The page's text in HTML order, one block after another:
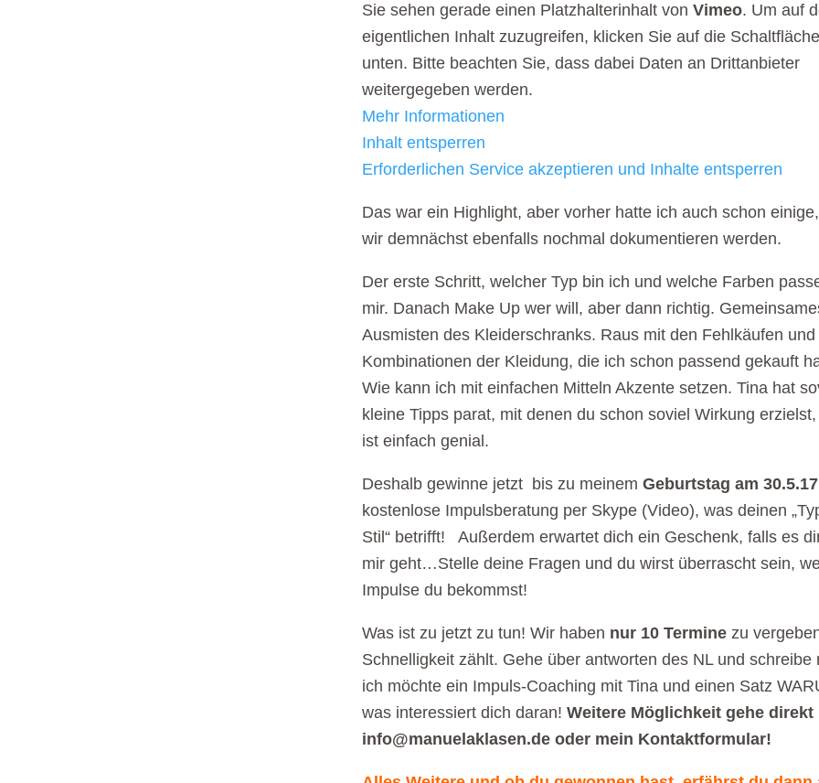
Sie sehen gerade einen Platzhalterinhalt von Vimeo. Um auf
eigentlichen Inhalt zuzugreifen, klicken Sie auf die Schaltfläche
unten. Bitte beachten Sie, dass dabei Daten an Drittanbieter
weitergegeben werden.
Mehr Informationen
Inhalt entsperren
Erforderlichen Service akzeptieren und Inhalte entsperren
Das war ein Highlight, aber vorher hatte ich auch schon
wir demnächst ebenfalls nochmal dokumentieren werden.
Der erste Schritt, welcher Typ bin ich und welche Farben
mir. Danach Make Up wer will, aber dann richtig.
Ausmisten des Kleiderschranks. Raus mit den Fehlkäufen
Kombinationen der Kleidung, die ich schon passend gekauft
Wie kann ich mit einfachen Mitteln Akzente setzen. Tina hat
kleine Tipps parat, mit denen du schon soviel Wirkung
ist einfach genial.
Deshalb gewinne jetzt bis zu meinem Geburtstag am 30.5.17
kostenlose Impulsberatung per Skype (Video), was deinen
Stil“ betrifft! Außerdem erwartet dich ein Geschenk, falls es
mir geht…Stelle deine Fragen und du wirst überrascht sein,
Impulse du bekommst!
Was ist zu jetzt zu tun! Wir haben nur 10 Termine zu
Schnelligkeit zählt. Gehe über antworten des NL und schreibe
ich möchte ein Impuls-Coaching mit Tina und einen Satz
was interessiert dich daran! Weitere Möglichkeit gehe direkt
info@manuelaklasen.de oder mein Kontaktformular!